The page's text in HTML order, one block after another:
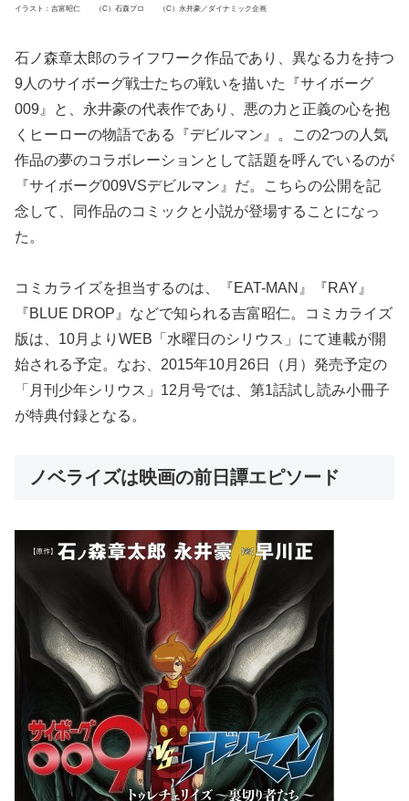
イラスト：吉富昭仁 （C）石森プロ （C）永井豪／ダイナミック企画
石ノ森章太郎のライフワーク作品であり、異なる力を持つ
9人のサイボーグ戦士たちの戦いを描いた『サイボーグ
009』と、永井豪の代表作であり、悪の力と正義の心を抱
くヒーローの物語である『デビルマン』。この2つの人気
作品の夢のコラボレーションとして話題を呼んでいるのが
『サイボーグ009VSデビルマン』だ。こちらの公開を記
念して、同作品のコミックと小説が登場することになっ
た。
コミカライズを担当するのは、『EAT-MAN』『RAY』
『BLUE DROP』などで知られる吉富昭仁。コミカライズ
版は、10月よりWEB「水曜日のシリウス」にて連載が開
始される予定。なお、2015年10月26日（月）発売予定の
「月刊少年シリウス」12月号では、第1話試し読み小冊子
が特典付録となる。
ノベライズは映画の前日譚エピソード